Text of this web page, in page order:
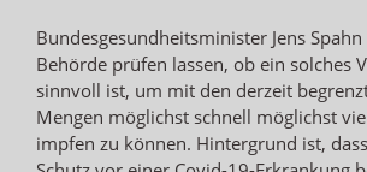
Bundesgesundheitsminister Jens
Behörde prüfen lassen, ob ein solches
sinnvoll ist, um mit den derzeit
Mengen möglichst schnell möglichst
impfen zu können. Hintergrund ist,